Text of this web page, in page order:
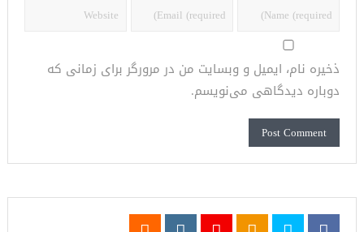
ذخیره نام، ایمیل و وبسایت من در مرورگر برای زمانی که
دوباره دیدگاهی می‌نویسم.